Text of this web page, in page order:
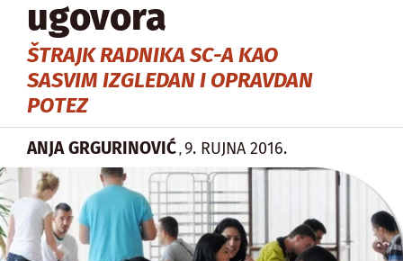
ugovora
ŠTRAJK RADNIKA SC-A KAO
SASVIM IZGLEDAN I OPRAVDAN
POTEZ
ANJA GRGURINOVIĆ , 9. RUJNA 2016.